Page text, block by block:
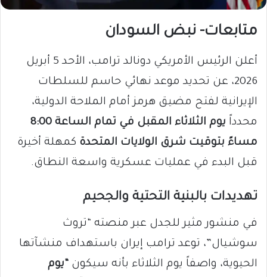
متابعات- نبض السودان
أعلن الرئيس الأمريكي دونالد ترامب، الأحد 5 أبريل
2026، عن تحديد موعد نهائي حاسم للسلطات
الإيرانية لفتح مضيق هرمز أمام الملاحة الدولية،
محدداً
يوم الثلاثاء المقبل في تمام الساعة 8:00
مساءً بتوقيت شرق الولايات المتحدة كمهلة أخيرة
قبل البدء في عمليات عسكرية واسعة النطاق.
تهديدات بالبنية التحتية والجحيم
في منشور مثير للجدل عبر منصته “تروث
سوشيال”، توعد ترامب إيران باستهداف منشآتها
الحيوية، واصفاً يوم الثلاثاء بأنه سيكون “يوم